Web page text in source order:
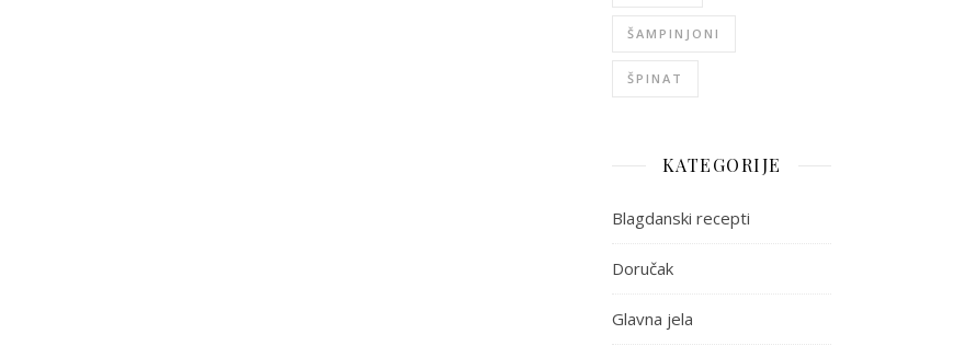
ŠAMPINJONI
ŠPINAT
KATEGORIJE
Blagdanski recepti
Doručak
Glavna jela